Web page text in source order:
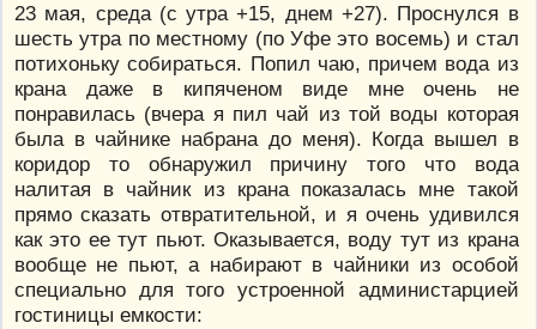
23 мая, среда (с утра +15, днем +27). Проснулся в
шесть утра по местному (по Уфе это восемь) и стал
потихоньку собираться. Попил чаю, причем вода из
крана даже в кипяченом виде мне очень не
понравилась (вчера я пил чай из той воды которая
была в чайнике набрана до меня). Когда вышел в
коридор то обнаружил причину того что вода
налитая в чайник из крана показалась мне такой
прямо сказать отвратительной, и я очень удивился
как это ее тут пьют. Оказывается, воду тут из крана
вообще не пьют, а набирают в чайники из особой
специально для того устроенной администарцией
гостиницы емкости: